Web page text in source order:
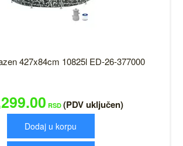
427x84cm 10825l ED-26-377000
RSD (PDV uključen)
Dodaj u korpu